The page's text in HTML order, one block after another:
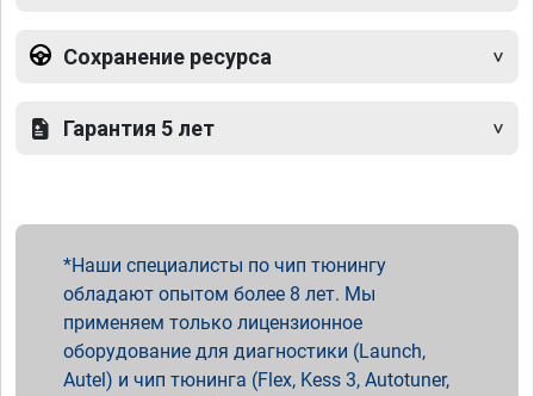
Сохранение ресурса
Гарантия 5 лет
Наши специалисты по чип тюнингу
обладают опытом более 8 лет. Мы
применяем только лицензионное
оборудование для диагностики (Launch,
Autel) и чип тюнинга (Flex, Kess 3, Autotuner,